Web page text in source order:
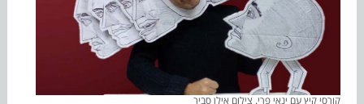
קורסי קיץ עם ינאי פרי. צילום אילן סביר